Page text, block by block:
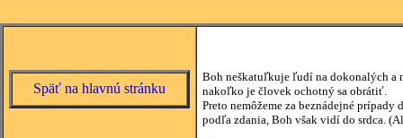
Späť na hlavnú stránku
Boh neškatuľkuje ľudí na dokonalých a
nakoľko je človek ochotný sa obrátiť.
Preto nemôžeme za beznádejné
podľa zdania, Boh však vidí do srdca.